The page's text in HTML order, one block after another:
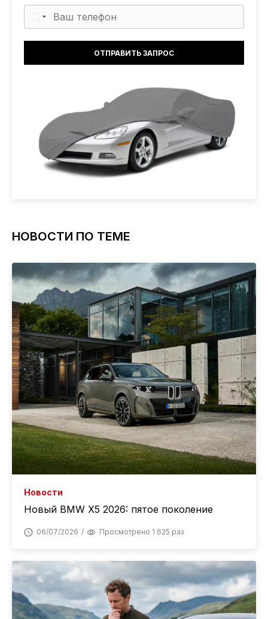
НОВОСТИ ПО ТЕМЕ
Новости
Новый BMW X5 2026: пятое поколение
06/07/2026 Просмотрено 1 625 раз